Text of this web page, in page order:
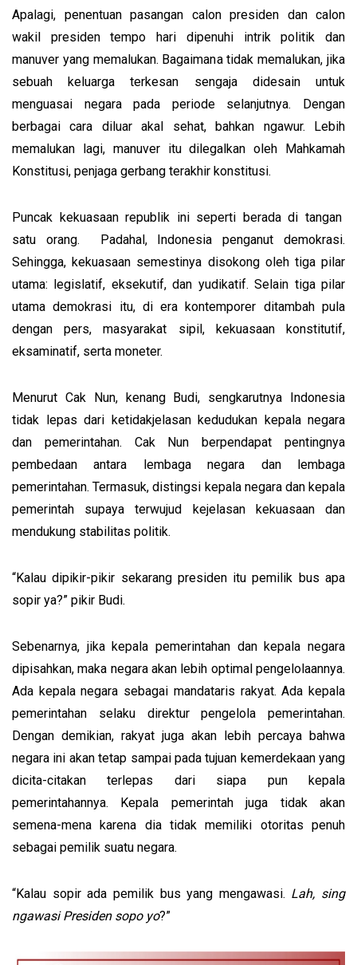
Apalagi, penentuan pasangan calon presiden dan calon
wakil presiden tempo hari dipenuhi intrik politik dan
manuver yang memalukan. Bagaimana tidak memalukan, jika
sebuah keluarga terkesan sengaja didesain untuk
menguasai negara pada periode selanjutnya. Dengan
berbagai cara diluar akal sehat, bahkan ngawur. Lebih
memalukan lagi, manuver itu dilegalkan oleh Mahkamah
Konstitusi, penjaga gerbang terakhir konstitusi.
Puncak kekuasaan republik ini seperti berada di tangan
satu orang. Padahal, Indonesia penganut demokrasi.
Sehingga, kekuasaan semestinya disokong oleh tiga pilar
utama: legislatif, eksekutif, dan yudikatif. Selain tiga pilar
utama demokrasi itu, di era kontemporer ditambah pula
dengan pers, masyarakat sipil, kekuasaan konstitutif,
eksaminatif, serta moneter.
Menurut Cak Nun, kenang Budi, sengkarutnya Indonesia
tidak lepas dari ketidakjelasan kedudukan kepala negara
dan pemerintahan. Cak Nun berpendapat pentingnya
pembedaan antara lembaga negara dan lembaga
pemerintahan. Termasuk, distingsi kepala negara dan kepala
pemerintah supaya terwujud kejelasan kekuasaan dan
mendukung stabilitas politik.
“Kalau dipikir-pikir sekarang presiden itu pemilik bus apa
sopir ya?” pikir Budi.
Sebenarnya, jika kepala pemerintahan dan kepala negara
dipisahkan, maka negara akan lebih optimal pengelolaannya.
Ada kepala negara sebagai mandataris rakyat. Ada kepala
pemerintahan selaku direktur pengelola pemerintahan.
Dengan demikian, rakyat juga akan lebih percaya bahwa
negara ini akan tetap sampai pada tujuan kemerdekaan yang
dicita-citakan terlepas dari siapa pun kepala
pemerintahannya. Kepala pemerintah juga tidak akan
semena-mena karena dia tidak memiliki otoritas penuh
sebagai pemilik suatu negara.
“Kalau sopir ada pemilik bus yang mengawasi. Lah, sing
ngawasi Presiden sopo yo?”